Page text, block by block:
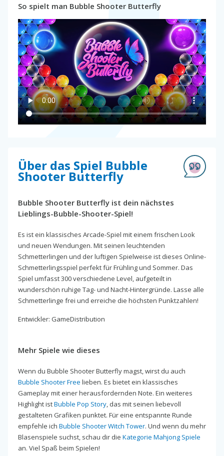
So spielt man Bubble Shooter Butterfly
Über das Spiel Bubble
Shooter Butterfly
Bubble Shooter Butterfly ist dein nächstes
Lieblings-Bubble-Shooter-Spiel!
Es ist ein klassisches Arcade-Spiel mit einem frischen Look
und neuen Wendungen. Mit seinen leuchtenden
Schmetterlingen und der luftigen Spielweise ist dieses Online-
Schmetterlingsspiel perfekt für Frühling und Sommer. Das
Spiel umfasst 300 verschiedene Level, aufgeteilt in
wunderschön ruhige Tag- und Nacht-Hintergründe. Lasse alle
Schmetterlinge frei und erreiche die höchsten Punktzahlen!
Entwickler: GameDistribution
Mehr Spiele wie dieses
Wenn du Bubble Shooter Butterfly magst, wirst du auch
Bubble Shooter Free lieben. Es bietet ein klassisches
Gameplay mit einer herausfordernden Note. Ein weiteres
Highlight istBubble Pop Story, das mit seinen liebevoll
gestalteten Grafiken punktet. Für eine entspannte Runde
empfehle ich Bubble Shooter Witch Tower. Und wenn du mehr
Blasenspiele suchst, schau dir die Kategorie Mahjong Spiele
an. Viel Spaß beim Spielen!